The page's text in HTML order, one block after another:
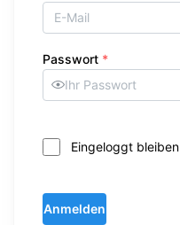
Passwort *
Eingeloggt bleiben
Anmelden